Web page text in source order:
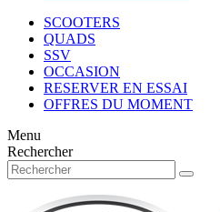
SCOOTERS
QUADS
SSV
OCCASION
RESERVER EN ESSAI
OFFRES DU MOMENT
Menu
Rechercher